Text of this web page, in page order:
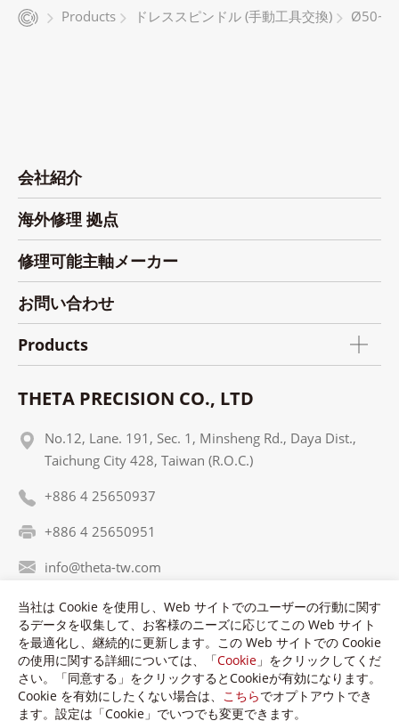
Products ドレススピンドル (手動工具交換)
会社紹介
海外修理 拠点
修理可能主軸メーカー
お問い合わせ
Products
THETA PRECISION CO., LTD
No.12, Lane. 191, Sec. 1, Minsheng Rd., Daya Dist.,
Taichung City 428, Taiwan (R.O.C.)
+886 4 25650937
+886 4 25650951
info@theta-tw.com
Copyright © Theta Precision Co., LTD. All Rights Reserved.
Terms of Use
Privacy Policy
当社は Cookie を使用し、Web サイトでのユーザーの行動に関す
るデータを収集して、お客様のニーズに応じてこの Web サイト
を最適化し、継続的に更新します。この Web サイトでの Cookie
の使用に関する詳細については、「Cookie 」をクリックしてくだ
さい。「同意する」をクリックするとCookieが有効になります。
Cookie を有効にしたくない場合は、 こちらでオプトアウトでき
ます。設定は「Cookie」でいつでも変更できます。